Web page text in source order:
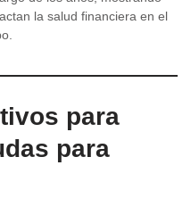
la salud financiera en el
para
para